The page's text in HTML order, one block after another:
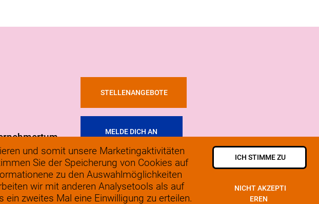
STELLENANGEBOTE
MELDE DICH AN
© 2025, SoLow
Datenschutzerklärung
und somit unsere Marketingaktivitäten
Sie der Speicherung von Cookies auf
zu den Auswahlmöglichkeiten
wir mit anderen Analysetools als auf
zweites Mal eine Einwilligung zu erteilen.
ICH STIMME ZU
NICHT AKZEPTI
EREN